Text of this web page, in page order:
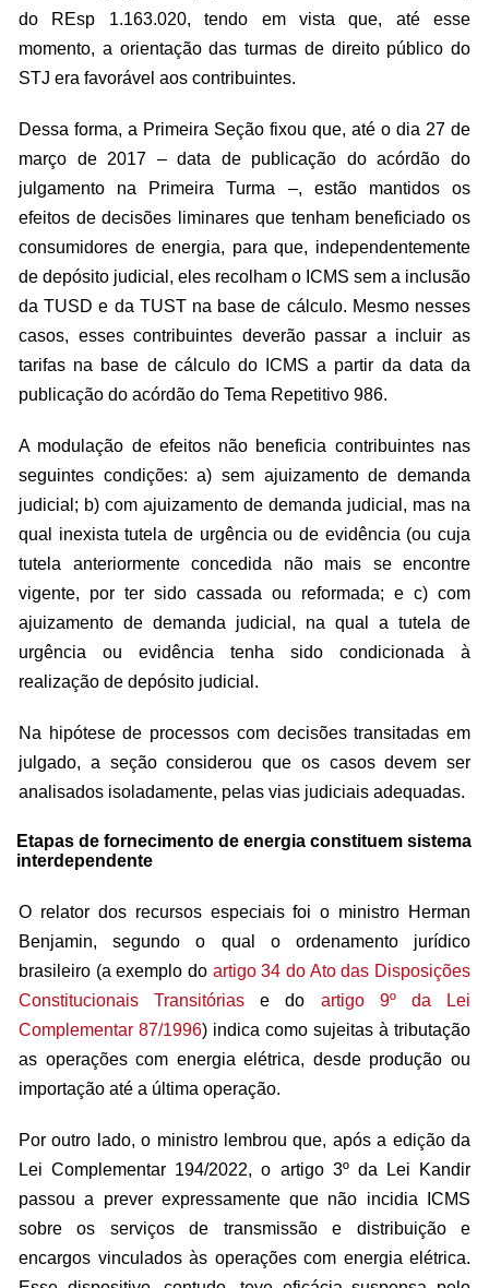
do REsp 1.163.020, tendo em vista que, até esse
momento, a orientação das turmas de direito público do
STJ era favorável aos contribuintes.
Dessa forma, a Primeira Seção fixou que, até o dia 27 de
março de 2017 – data de publicação doacórdão do
julgamento na Primeira Turma –, estão mantidos os
efeitos de decisões liminares que tenham beneficiado os
consumidores de energia, para que, independentemente
de depósito judicial, eles recolham o ICMS sem a inclusão
da TUSD e da TUST na base de cálculo. Mesmo nesses
casos, esses contribuintes deverão passar a incluir as
tarifas na base de cálculo do ICMS a partir da data da
publicação do acórdão do Tema Repetitivo 986.
A modulação de efeitos não beneficia contribuintes nas
seguintes condições: a) sem ajuizamento de demanda
judicial; b) com ajuizamento de demanda judicial, mas na
qual inexista tutela de urgência ou de evidência (ou cuja
tutela anteriormente concedida não mais se encontre
vigente, por ter sido cassada ou reformada; e c) com
ajuizamento de demanda judicial, na qual a tutela de
urgência ou evidência tenha sido condicionada à
realização de depósito judicial.
Na hipótese de processos com decisões transitadas em
julgado, a seção considerou que os casos devem ser
analisados isoladamente, pelas vias judiciais adequadas.
Etapas de fornecimento de energia constituem sistema
interdependente
O relator dos recursos especiaisfoi o ministro Herman
Benjamin, segundo o qual o ordenamento jurídico
brasileiro (a exemplo do artigo 34 do Ato das Disposições
Constitucionais Transitórias e do artigo 9º da Lei
Complementar 87/1996) indica como sujeitas à tributação
as operações com energia elétrica, desde produção ou
importação até a última operação.
Por outro lado, o ministro lembrou que, após a edição da
Lei Complementar 194/2022, o artigo 3º da Lei Kandir
passou a prever expressamente que não incidia ICMS
sobre os serviços de transmissão e distribuição e
encargos vinculados às operações com energia elétrica.